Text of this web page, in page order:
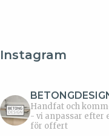
Instagram
Handfat och
- vi anpassar efter
för offert